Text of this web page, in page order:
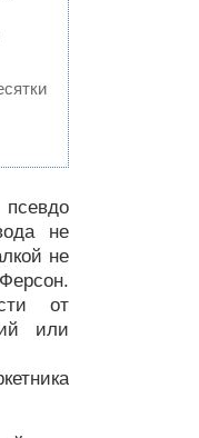
не
не
от
или